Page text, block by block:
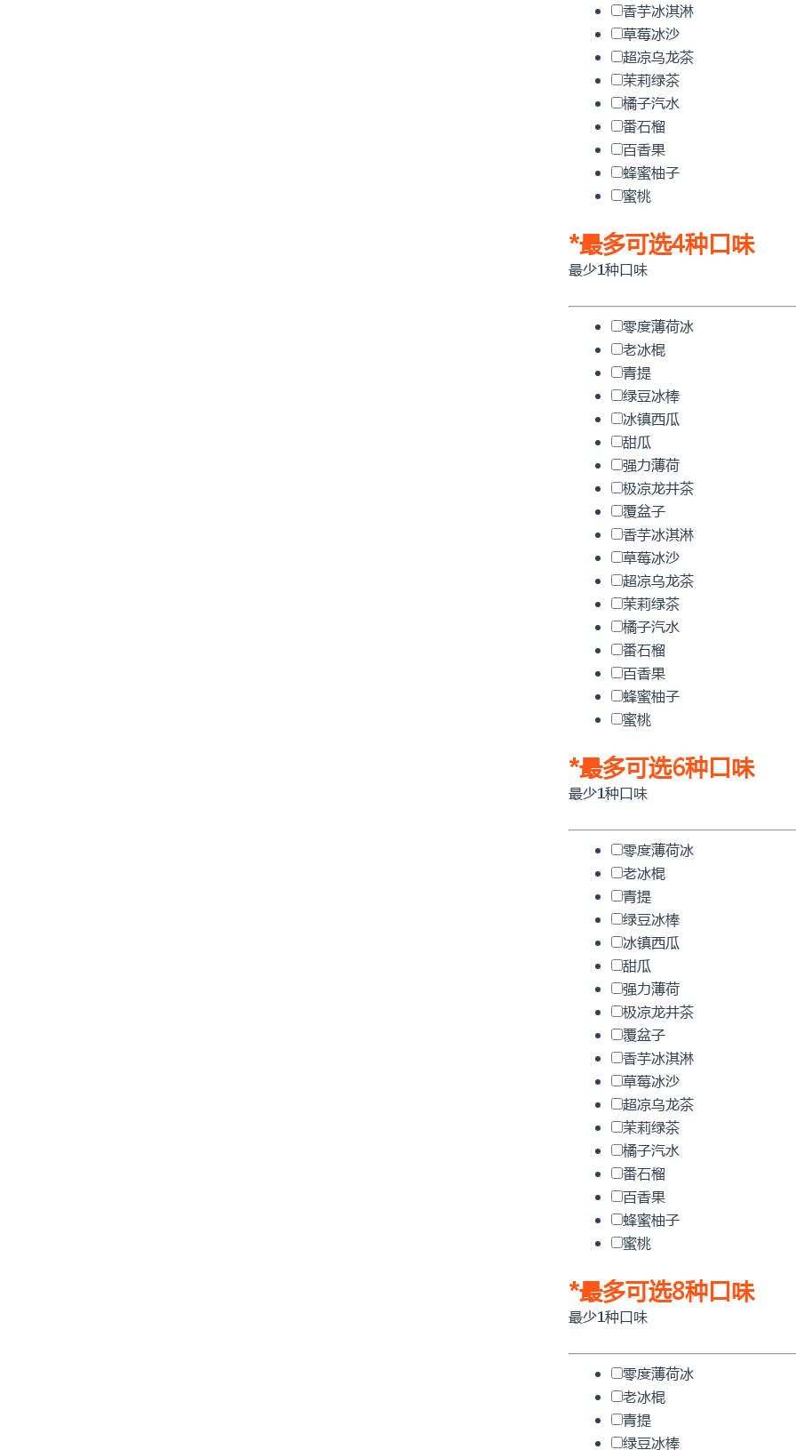
香芋冰淇淋
草莓冰沙
超凉乌龙茶
茉莉绿茶
橘子汽水
番石榴
百香果
蜂蜜柚子
蜜桃
*最多可选4种口味
最少1种口味
零度薄荷冰
老冰棍
青提
绿豆冰棒
冰镇西瓜
甜瓜
强力薄荷
极凉龙井茶
覆盆子
香芋冰淇淋
草莓冰沙
超凉乌龙茶
茉莉绿茶
橘子汽水
番石榴
百香果
蜂蜜柚子
蜜桃
*最多可选6种口味
最少1种口味
零度薄荷冰
老冰棍
青提
绿豆冰棒
冰镇西瓜
甜瓜
强力薄荷
极凉龙井茶
覆盆子
香芋冰淇淋
草莓冰沙
超凉乌龙茶
茉莉绿茶
橘子汽水
番石榴
百香果
蜂蜜柚子
蜜桃
*最多可选8种口味
最少1种口味
零度薄荷冰
老冰棍
青提
绿豆冰棒